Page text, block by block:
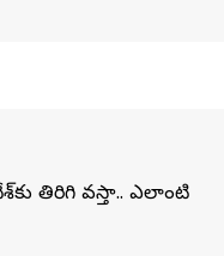
తిరిగి వస్తా.. ఎలాంటి